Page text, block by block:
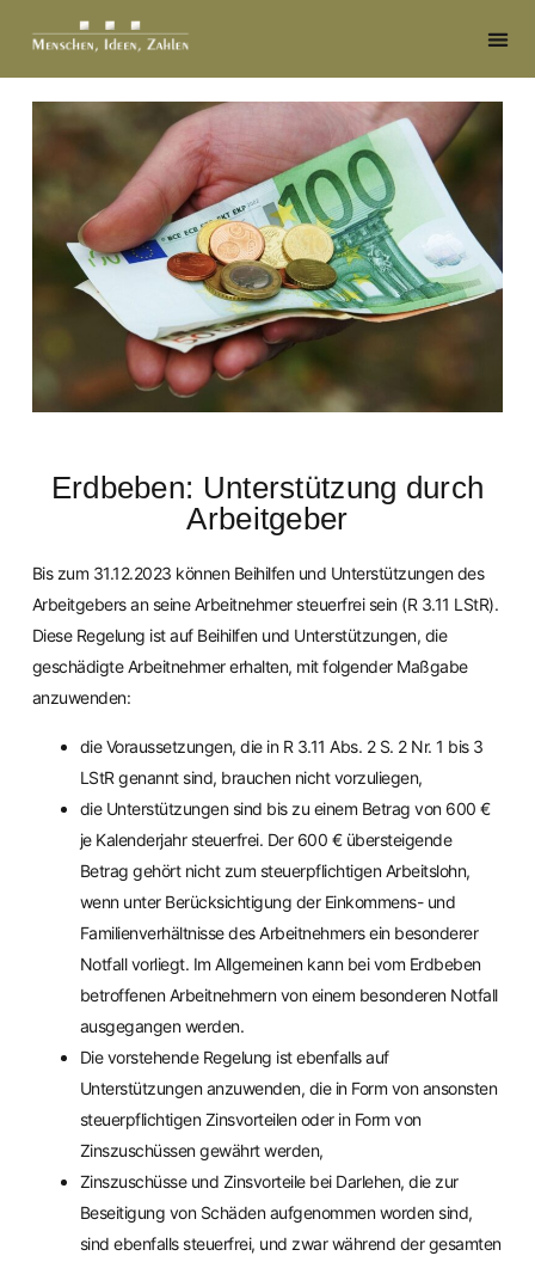
Erdbeben: Unterstützung durch
Arbeitgeber
Bis zum 31.12.2023 können Beihilfen und Unterstützungen des
Arbeitgebers an seine Arbeitnehmer steuerfrei sein (R 3.11 LStR).
Diese Regelung ist auf Beihilfen und Unterstützungen, die
geschädigte Arbeitnehmer erhalten, mit folgender Maßgabe
anzuwenden:
die Voraussetzungen, die in R 3.11 Abs. 2 S. 2 Nr. 1 bis 3
LStR genannt sind, brauchen nicht vorzuliegen,
die Unterstützungen sind bis zu einem Betrag von 600 €
je Kalenderjahr steuerfrei. Der 600 € übersteigende
Betrag gehört nicht zum steuerpflichtigen Arbeitslohn,
wenn unter Berücksichtigung der Einkommens- und
Familienverhältnisse des Arbeitnehmers ein besonderer
Notfall vorliegt. Im Allgemeinen kann bei vom Erdbeben
betroffenen Arbeitnehmern von einem besonderen Notfall
ausgegangen werden.
Die vorstehende Regelung ist ebenfalls auf
Unterstützungen anzuwenden, die in Form von ansonsten
steuerpflichtigen Zinsvorteilen oder in Form von
Zinszuschüssen gewährt werden,
Zinszuschüsse und Zinsvorteile bei Darlehen, die zur
Beseitigung von Schäden aufgenommen worden sind,
sind ebenfalls steuerfrei, und zwar während der gesamten